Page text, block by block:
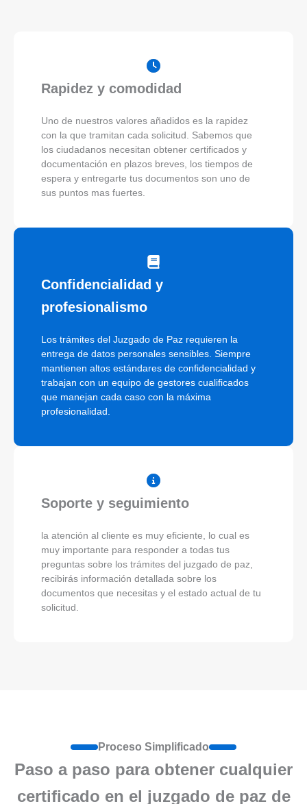
Rapidez y comodidad
Uno de nuestros valores añadidos es la rapidez
con la que tramitan cada solicitud. Sabemos que
los ciudadanos necesitan obtener certificados y
documentación en plazos breves, los tiempos de
espera y entregarte tus documentos son uno de
sus puntos mas fuertes.
Confidencialidad y
profesionalismo
Los trámites del Juzgado de Paz requieren la
entrega de datos personales sensibles. Siempre
mantienen altos estándares de confidencialidad y
trabajan con un equipo de gestores cualificados
que manejan cada caso con la máxima
profesionalidad.
Soporte y seguimiento
la atención al cliente es muy eficiente, lo cual es
muy importante para responder a todas tus
preguntas sobre los trámites del juzgado de paz,
recibirás información detallada sobre los
documentos que necesitas y el estado actual de tu
solicitud.
Proceso Simplificado
Paso a paso para obtener cualquier
certificado en el juzgado de paz de